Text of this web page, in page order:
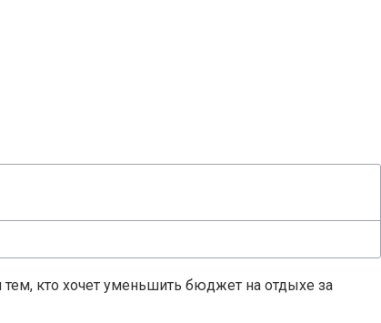
тем, кто хочет уменьшить бюджет на отдыхе за